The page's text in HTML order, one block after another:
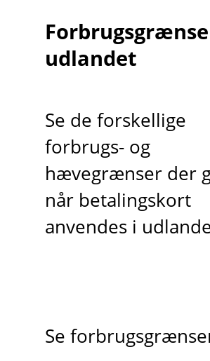
udlandet
Se de forskellige
forbrugs- og
hævegrænser der
når betalingskort
anvendes i
Se